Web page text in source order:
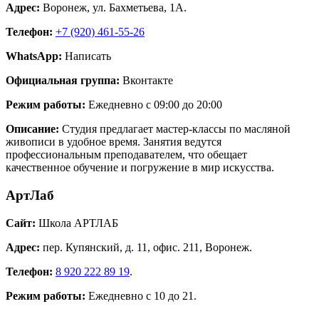
Адрес: Воронеж, ул. Бахметьева, 1А.
Телефон: +7 (920) 461-55-26
WhatsApp: Написать
Официальная группа: Вконтакте
Режим работы: Ежедневно с 09:00 до 20:00
Описание: Студия предлагает мастер-классы по масляной
живописи в удобное время. Занятия ведутся
профессиональным преподавателем, что обещает
качественное обучение и погружение в мир искусства​​.
АртЛаб
Сайт: Школа АРТЛАБ
Адрес: пер. Купянский, д. 11, офис. 211, Воронеж.
Телефон: 8 920 222 89 19.
Режим работы: Ежедневно с 10 до 21.